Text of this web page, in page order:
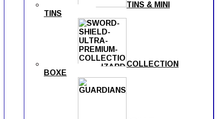
TINS & MINI
TINS
COLLECTION
BOXE